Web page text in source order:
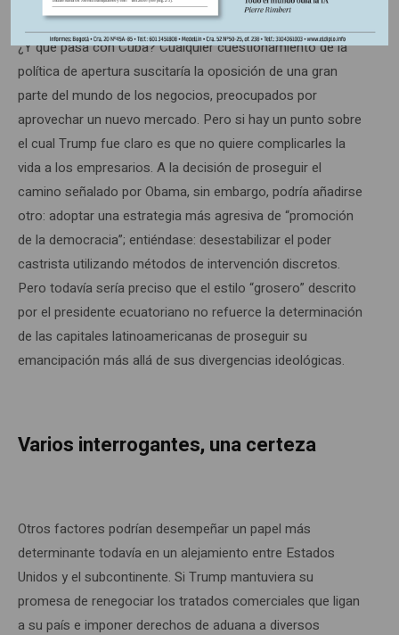
administración.
¿Y qué pasa con Cuba? Cualquier cuestionamiento de la
política de apertura suscitaría la oposición de una gran
parte del mundo de los negocios, preocupados por
aprovechar un nuevo mercado. Pero si hay un punto sobre
el cual Trump fue claro es que no quiere complicarles la
vida a los empresarios. A la decisión de proseguir el
camino señalado por Obama, sin embargo, podría añadirse
otro: adoptar una estrategia más agresiva de “promoción
de la democracia”; entiéndase: desestabilizar el poder
castrista utilizando métodos de intervención discretos.
Pero todavía sería preciso que el estilo “grosero” descrito
por el presidente ecuatoriano no refuerce la determinación
de las capitales latinoamericanas de proseguir su
emancipación más allá de sus divergencias ideológicas.
Varios interrogantes, una certeza
Otros factores podrían desempeñar un papel más
determinante todavía en un alejamiento entre Estados
Unidos y el subcontinente. Si Trump mantuviera su
promesa de renegociar los tratados comerciales que ligan
a su país e imponer derechos de aduana a diversos